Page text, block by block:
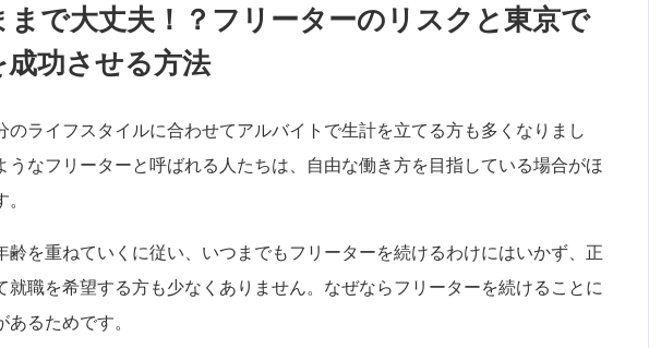
まで大丈夫！？フリーターのリスクと東京で
成功させる方法
のライフスタイルに合わせてアルバイトで生計を立てる方も多くなりまし
うなフリーターと呼ばれる人たちは、自由な働き方を目指している場合がほ
齢を重ねていくに従い、いつまでもフリーターを続けるわけにはいかず、正
就職を希望する方も少なくありません。なぜならフリーターを続けることに
あるためです。